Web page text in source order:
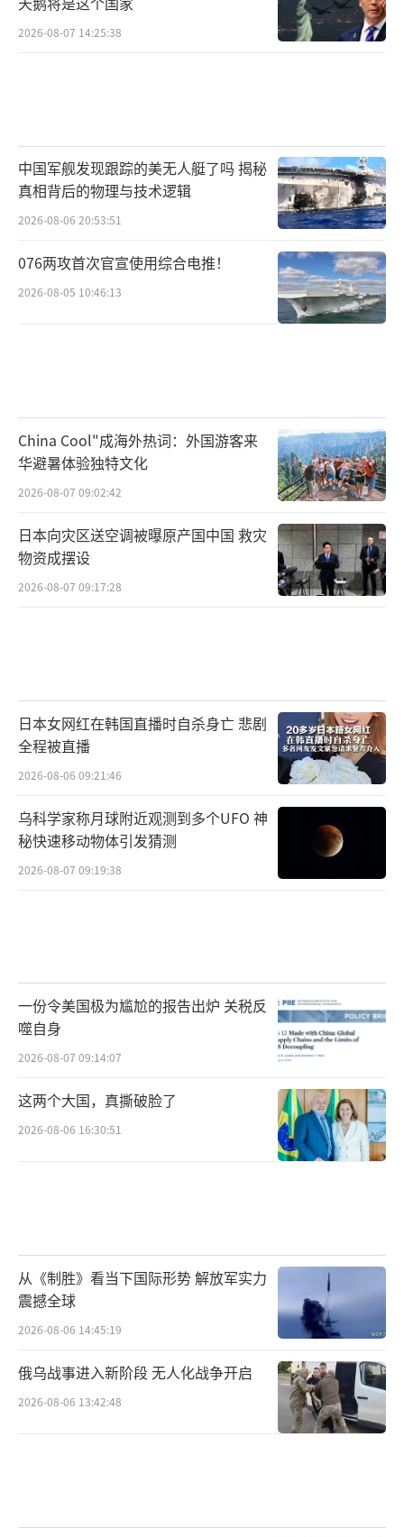
任编辑：许朝）
2026-08-07 14:25:38
中国军舰发现跟踪的美无人艇了吗 揭秘
真相背后的物理与技术逻辑
2026-08-06 20:53:51
076两攻首次官宣使用综合电推！
2026-08-05 10:46:13
China Cool"成海外热词：外国游客来
华避暑体验独特文化
2026-08-07 09:02:42
日本向灾区送空调被曝原产国中国 救灾
物资成摆设
2026-08-07 09:17:28
日本女网红在韩国直播时自杀身亡 悲剧
全程被直播
2026-08-06 09:21:46
乌科学家称月球附近观测到多个UFO 神
秘快速移动物体引发猜测
2026-08-07 09:19:38
一份令美国极为尴尬的报告出炉 关税反
噬自身
2026-08-07 09:14:07
这两个大国，真撕破脸了
2026-08-06 16:30:51
从《制胜》看当下国际形势 解放军实力
震撼全球
2026-08-06 14:45:19
俄乌战事进入新阶段 无人化战争开启
2026-08-06 13:42:48